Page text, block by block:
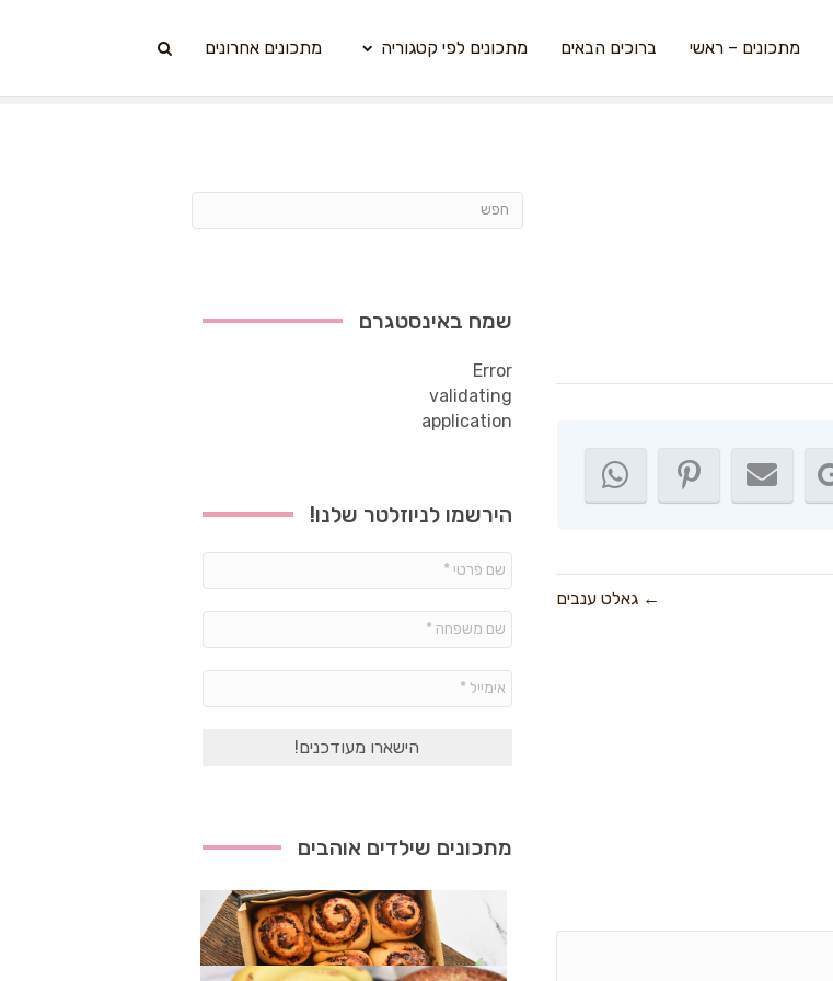
מתכונים – ראשי ברוכים הבאים מתכונים לפי קטגוריה מתכונים אחרונים
← גאלט ענבים
שמח באינסטגרם
Error
validating
application
הירשמו לניוזלטר שלנו!
פרטי
משפחה
*
מתכונים שילדים אוהבים